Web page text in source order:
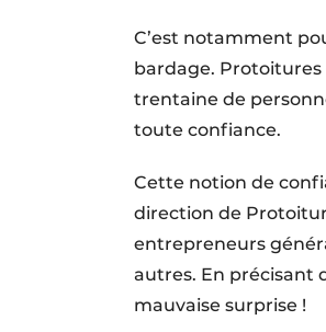
C’est notamment
bardage. Protoitures
trentaine de
toute confiance.
Cette notion de
direction de
entrepreneurs
autres. En précisant
mauvaise surprise !